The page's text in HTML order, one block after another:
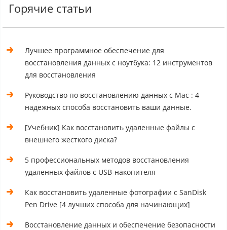
Горячие статьи
Лучшее программное обеспечение для
восстановления данных с ноутбука: 12 инструментов
для восстановления
Руководство по восстановлению данных с Mac : 4
надежных способа восстановить ваши данные.
[Учебник] Как восстановить удаленные файлы с
внешнего жесткого диска?
5 профессиональных методов восстановления
удаленных файлов с USB-накопителя
Как восстановить удаленные фотографии с SanDisk
Pen Drive [4 лучших способа для начинающих]
Восстановление данных и обеспечение безопасности